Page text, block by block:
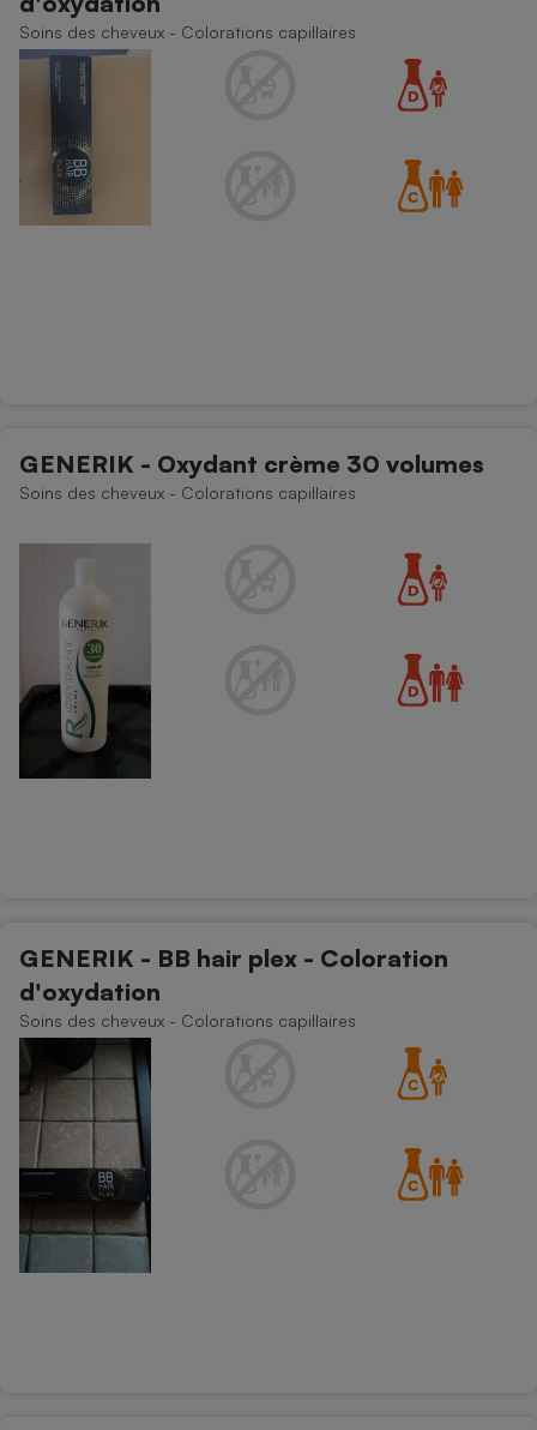
Soins des cheveux - Colorations capillaires
GENERIK - Oxydant crème 30 volumes
Soins des cheveux - Colorations capillaires
GENERIK - BB hair plex - Coloration
d'oxydation
Soins des cheveux - Colorations capillaires